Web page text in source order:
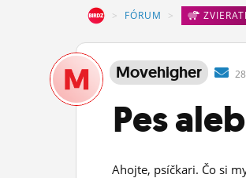
PRIHLÁS SA
ČINŽIAK
FÓRUM
STATUSY
FÓRUM
Movehigher
Pes
Ahojte, psíčkari. Čo si